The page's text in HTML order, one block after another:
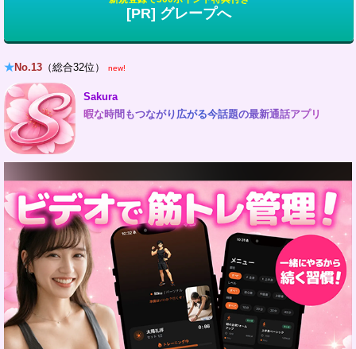
[PR] グレープへ
★No.13 （総合32位） new!
Sakura
暇な時間もつながり広がる今話題の最新通話アプリ